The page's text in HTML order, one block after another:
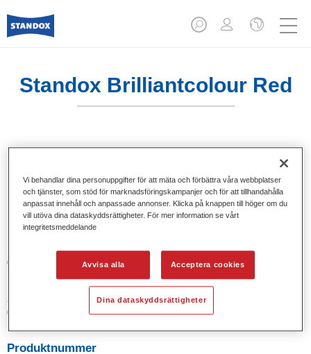
Standox Brilliantcolour Red
Produktfunktioner
För motorcykelfärger.
Product Variant
0.5LT
Artikelnummer
02081458
Produktnummer
Vi behandlar dina personuppgifter för att mäta och förbättra våra webbplatser
och tjänster, som stöd för marknadsföringskampanjer och för att tillhandahålla
anpassat innehåll och anpassade annonser. Klicka på knappen till höger om du
vill utöva dina dataskyddsrättigheter. För mer information se vårt
integritetsmeddelande
Avvisa alla Acceptera cookies
Dina dataskyddsrättigheter